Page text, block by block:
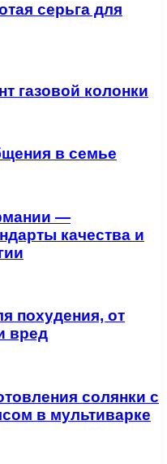
серьга для
газовой колонки
в семье
—
качества и
похудения, от
вред
солянки с
в мультиварке